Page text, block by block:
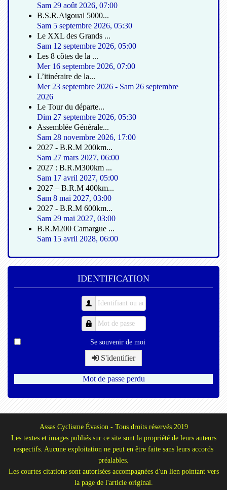
Sam 29 août 2026, 07:00
B.S.R.Aigoual 5000...
Sam 5 septembre 2026, 05:30
Le XXL des Grands ...
Sam 12 septembre 2026, 05:00
Les 8 côtes de la ...
Mer 16 septembre 2026, 07:00
L’itinéraire de la...
Mer 23 septembre 2026 - Sam 26 septembre
2026
Le Tour du départe...
Dim 27 septembre 2026, 05:30
Assemblée Générale...
Sam 28 novembre 2026, 17:00
2027 - B.R.M 200km...
Sam 27 mars 2027, 06:00
2027 : B.R.M300km ...
Sam 17 avril 2027, 05:00
2027 – B.R.M 400km...
Sam 8 mai 2027, 03:00
2027 - B.R.M 600km...
Sam 29 mai 2027, 03:00
B.R.M200 Camargue ...
Sam 15 avril 2028, 06:00
IDENTIFICATION
Se souvenir de moi
S'identifier
Mot de passe perdu
Assas Cyclisme Évasion - Tous droits réservés 2019
Les textes et images publiés sur ce site sont la propriété de leurs auteurs
respectifs. Aucune exploitation ne peut en être faite sans leurs accords
préalables.
Les courtes citations sont autorisées accompagnées d'un lien pointant vers
la page de l'article original.